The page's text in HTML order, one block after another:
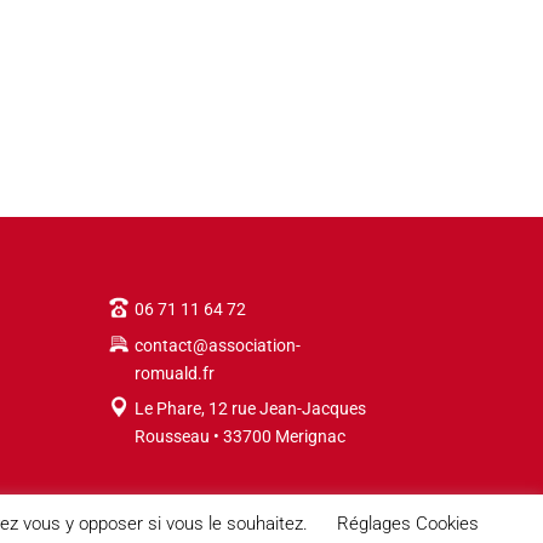
06 71 11 64 72
contact@association-
romuald.fr
Le Phare, 12 rue Jean-Jacques
Rousseau • 33700 Merignac
vous y opposer si vous le souhaitez. Réglages Cookies